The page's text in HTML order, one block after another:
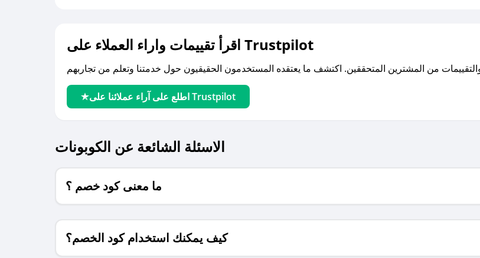
اقرأ تقييمات واراء العملاء على Trustpilot
اطلع على آراء عملائنا على Trustpilot
الاسئلة الشائعة عن الكوبونات
ما معنى كود خصم ؟
كيف يمكنك استخدام كود الخصم؟